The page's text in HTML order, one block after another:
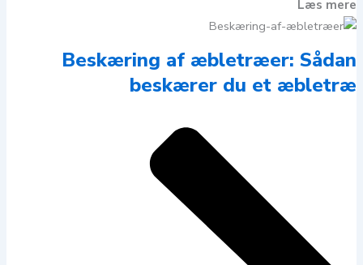
Læs mere
Beskæring af æbletræer: Sådan
beskærer du et æbletræ